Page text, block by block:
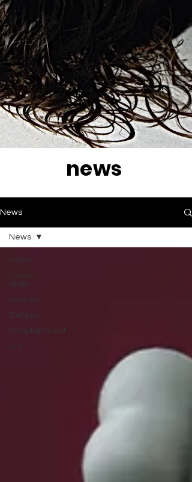
news
News
News
Cover
Story
Fashion
Belleza
Entertainment
Life
News